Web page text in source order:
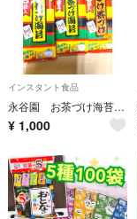
インスタント食品
永谷園 お茶づけ海苔 さけ茶漬け インスタント食品
¥ 1,000